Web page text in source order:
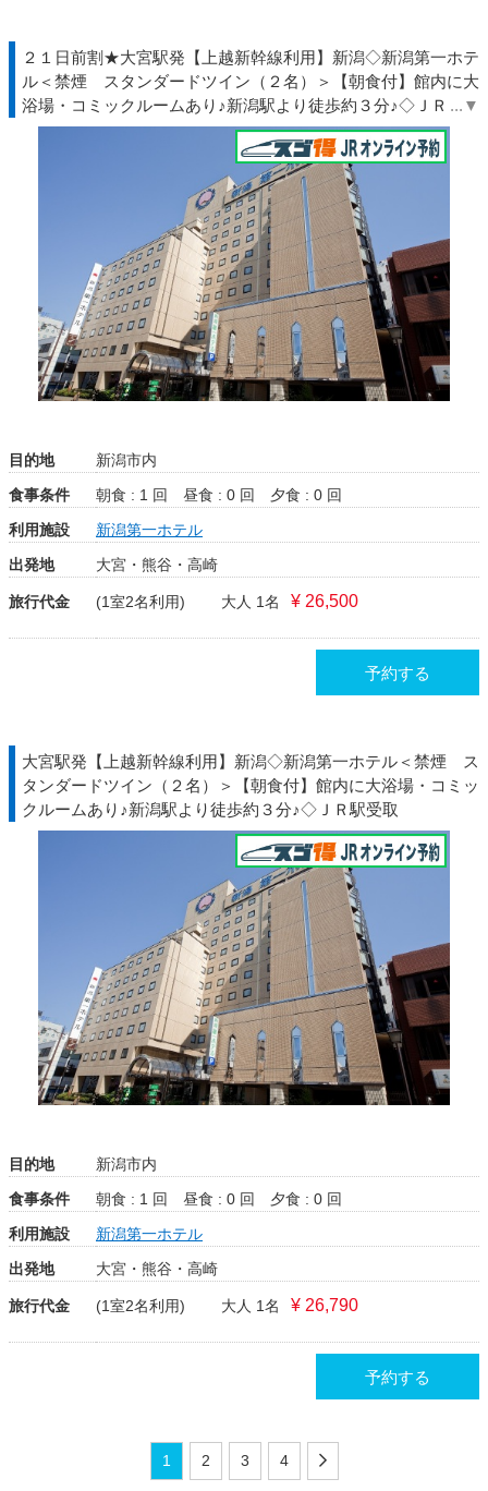
２１日前割★大宮駅発【上越新幹線利用】新潟◇新潟第一ホテ
ル＜禁煙 スタンダードツイン（２名）＞【朝食付】館内に大
浴場・コミックルームあり♪新潟駅より徒歩約３分♪◇ＪＲ駅受
目的地
新潟市内
食事条件
朝食 : 1 回 昼食 : 0 回
夕食 : 0 回
利用施設
新潟第一ホテル
出発地
大宮・熊谷・高崎
旅行代金 (1室2名利用) 大人 1名 ¥ 26,500
予約する
大宮駅発【上越新幹線利用】新潟◇新潟第一ホテル＜禁煙 ス
タンダードツイン（２名）＞【朝食付】館内に大浴場・コミッ
クルームあり♪新潟駅より徒歩約３分♪◇ＪＲ駅受取
目的地
新潟市内
食事条件
朝食 : 1 回 昼食 : 0 回
夕食 : 0 回
利用施設
新潟第一ホテル
出発地
大宮・熊谷・高崎
旅行代金 (1室2名利用) 大人 1名 ¥ 26,790
予約する
1 2 3 4